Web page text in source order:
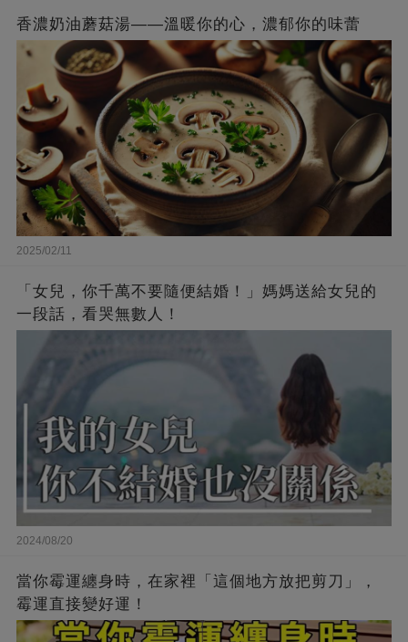
香濃奶油蘑菇湯——溫暖你的心，濃郁你的味蕾
2025/02/11
「女兒，你千萬不要隨便結婚！」媽媽送給女兒的
一段話，看哭無數人！
2024/08/20
當你霉運纏身時，在家裡「這個地方放把剪刀」，
霉運直接變好運！